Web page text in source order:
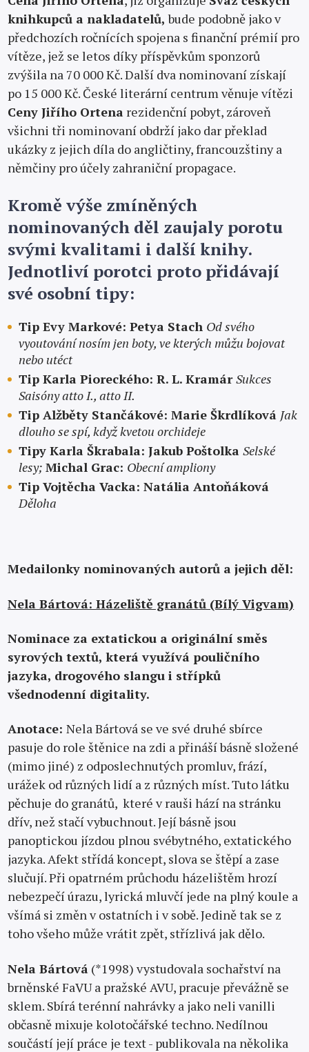
knihkupců a nakladatelů, bude podobně jako v
předchozích ročnících spojena s finanční prémií pro
vítěze, jež se letos díky příspěvkům sponzorů
zvýšila na 70 000 Kč. Další dva nominovaní získají
po 15 000 Kč. České literární centrum věnuje vítězi
Ceny Jiřího Ortena rezidenční pobyt, zároveň
všichni tři nominovaní obdrží jako dar překlad
ukázky z jejich díla do angličtiny, francouzštiny a
němčiny pro účely zahraniční propagace.
Kromě výše zmíněných
nominovaných děl zaujaly porotu
svými kvalitami i další knihy.
Jednotliví porotci proto přidávají
své osobní tipy:
Tip Evy Markové: Petya Stach Od svého
vyoutování nosím jen boty, ve kterých můžu bojovat
nebo utéct
Tip Karla Pioreckého: R. L. KramárSukces
Saisóny atto I., atto II.
Tip Alžběty Stančákové: Marie Škrdlíková Jak
dlouho se spí, když kvetou orchideje
Tipy Karla Škrabala: Jakub PoštolkaSelské
lesy;Michal Grac: Obecní ampliony
Tip Vojtěcha Vacka: Natália Antoňáková
Děloha
Medailonky nominovaných autorů a jejich děl:
Nela Bártová: Házeliště granátů (Bílý Vigvam)
Nominace za extatickou a originální směs
syrových textů, která využívá pouličního
jazyka, drogového slangu i střípků
všednodenní digitality.
Anotace:Nela Bártová se ve své druhé sbírce
pasuje do role štěnice na zdi a přináší básně složené
(mimo jiné) z odposlechnutých promluv, frází,
urážek od různých lidí a z různých míst. Tuto látku
pěchuje do granátů, které v rauši hází na stránku
dřív, než stačí vybuchnout. Její básně jsou
panoptickou jízdou plnou svébytného, extatického
jazyka. Afekt střídá koncept, slova se štěpí a zase
slučují. Při opatrném průchodu házelištěm hrozí
nebezpečí úrazu, lyrická mluvčí jede na plný koule a
všímá si změn v ostatních i v sobě. Jedině tak se z
toho všeho může vrátit zpět, střízlivá jak dělo.
Nela Bártová (*1998) vystudovala sochařství na
brněnské FaVU a pražské AVU, pracuje převážně se
sklem. Sbírá terénní nahrávky a jako neli vanilli
občasně mixuje kolotočářské techno. Nedílnou
součástí její práce je text - publikovala na několika